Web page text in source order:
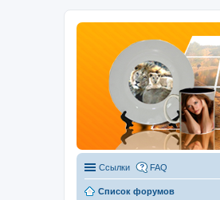
Ссылки FAQ
Список форумов